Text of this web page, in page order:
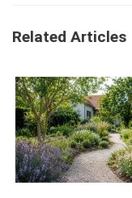
Related Articles